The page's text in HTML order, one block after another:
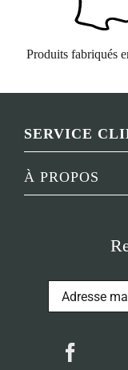
Produits fabriqués
SERVICE
Lexique
Supports
Commencer
À PROPOS
Qui sommes-
Engagements